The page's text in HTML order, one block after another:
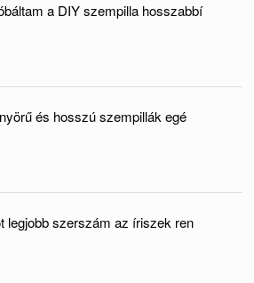
a DIY szempilla hosszabbí
és hosszú szempillák egé
legjobb szerszám az íriszek ren